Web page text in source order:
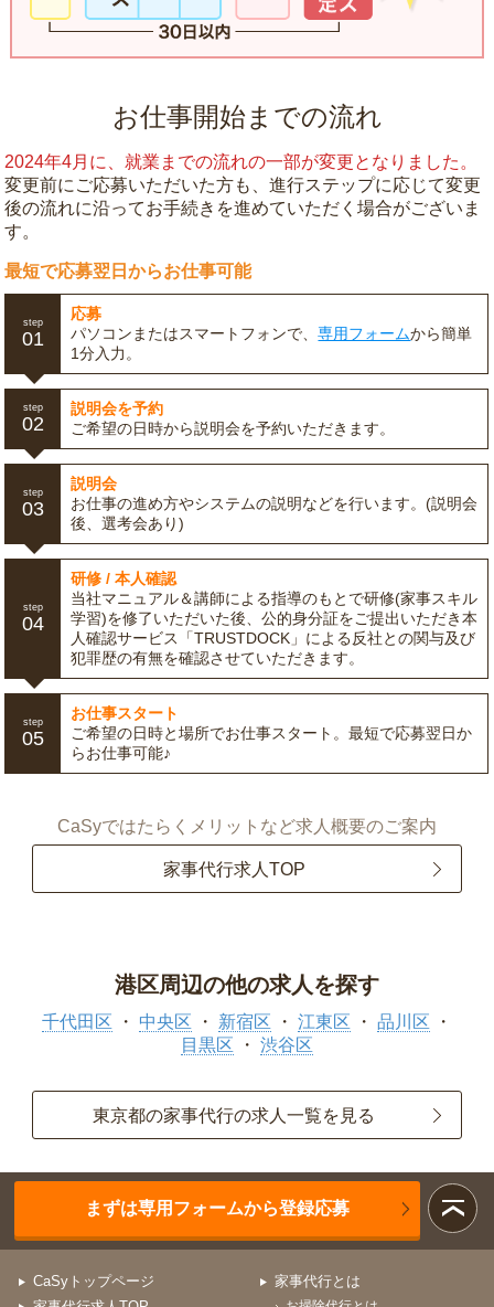
お仕事開始までの流れ
2024年4月に、就業までの流れの一部が変更となりました。
変更前にご応募いただいた方も、進行ステップに応じて変更
後の流れに沿ってお手続きを進めていただく場合がございま
す。
最短で応募翌日からお仕事可能
step
01
応募
パソコンまたはスマートフォンで、専用フォームから簡単
1分入力。
step
02
説明会を予約
ご希望の日時から説明会を予約いただきます。
step
03
説明会
お仕事の進め方やシステムの説明などを行います。(説明会
後、選考会あり)
step
04
研修 / 本人確認
当社マニュアル＆講師による指導のもとで研修(家事スキル
学習)を修了いただいた後、公的身分証をご提出いただき本
人確認サービス「TRUSTDOCK」による反社との関与及び
犯罪歴の有無を確認させていただきます。
step
05
お仕事スタート
ご希望の日時と場所でお仕事スタート。最短で応募翌日か
らお仕事可能♪
CaSyではたらくメリットなど求人概要のご案内
家事代行求人TOP
港区周辺の他の求人を探す
千代田区 中央区 新宿区 江東区
品川区
目黒区
渋谷区
東京都の家事代行の求人一覧を見る
まずは専用フォームから登録応募
CaSyトップページ
家事代行とは